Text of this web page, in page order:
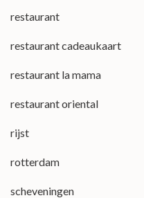
restaurant
restaurant cadeaukaart
restaurant la mama
restaurant oriental
rijst
rotterdam
scheveningen